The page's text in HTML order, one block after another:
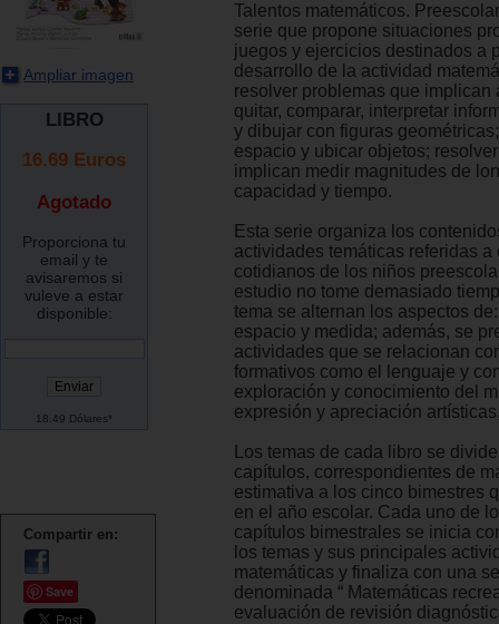
Ampliar imagen
LIBRO
16.69 Euros
Agotado
Proporciona tu
email y te
avisaremos si
vuleve a estar
disponible:
18.49 Dólares*
Compartir en:
Save
Talentos matemáticos.
serie que propone situaciones
juegos y ejercicios destinados a
desarrollo de la actividad
resolver problemas que implican
quitar, comparar, interpretar
y dibujar con figuras
espacio y ubicar objetos;
implican medir magnitudes de
capacidad y tiempo.
Esta serie organiza los
actividades temáticas referidas a
cotidianos de los niños
estudio no tome demasiado
tema se alternan los aspectos
espacio y medida; además, se
actividades que se relacionan
formativos como el lenguaje y
exploración y conocimiento del
expresión y apreciación
Los temas de cada libro se
capítulos, correspondientes de
estimativa a los cinco bimestres
en el año escolar. Cada uno de
capítulos bimestrales se inicia
los temas y sus principales
matemáticas y finaliza con una
denominada “ Matemáticas
evaluación de revisión